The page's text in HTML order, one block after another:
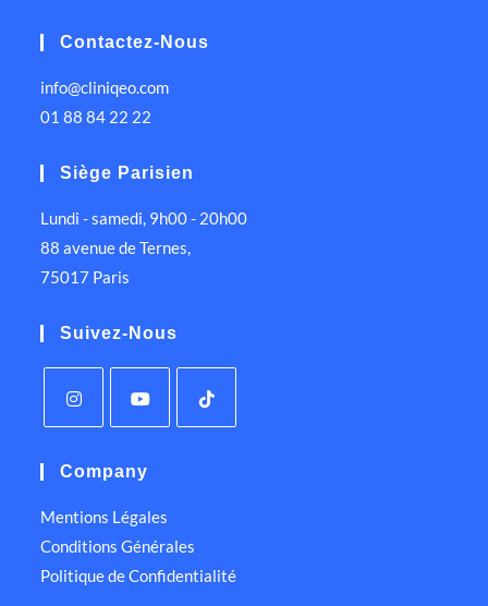
Contactez-Nous
info@cliniqeo.com
01 88 84 22 22
Siège Parisien
Lundi - samedi, 9h00 - 20h00
88 avenue de Ternes,
75017 Paris
Suivez-Nous
Company
Mentions Légales
Conditions Générales
Politique de Confidentialité